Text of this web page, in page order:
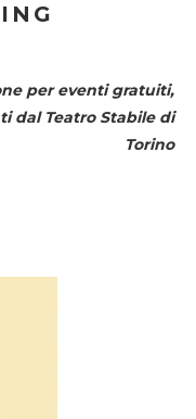
per eventi gratuiti,
dal Teatro Stabile di
Torino